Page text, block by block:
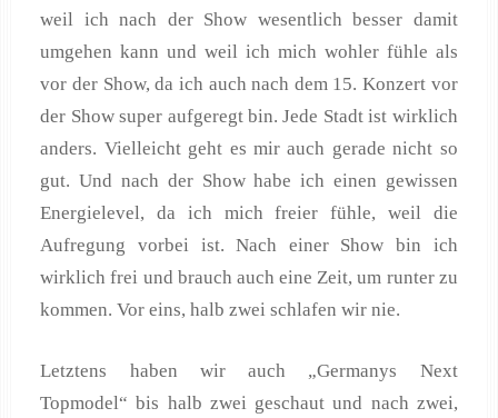
weil ich nach der Show wesentlich besser damit
umgehen kann und weil ich mich wohler fühle als
vor der Show, da ich auch nach dem 15. Konzert vor
der Show super aufgeregt bin. Jede Stadt ist wirklich
anders. Vielleicht geht es mir auch gerade nicht so
gut. Und nach der Show habe ich einen gewissen
Energielevel, da ich mich freier fühle, weil die
Aufregung vorbei ist. Nach einer Show bin ich
wirklich frei und brauch auch eine Zeit, um runter zu
kommen. Vor eins, halb zwei schlafen wir nie.
Letztens haben wir auch „Germanys Next
Topmodel“ bis halb zwei geschaut und nach zwei,